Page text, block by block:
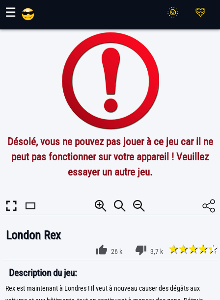
☰
Désolé, vous ne pouvez pas jouer à ce jeu car il ne
peut pas fonctionner sur votre appareil ! Veuillez
essayer un autre jeu.
London Rex
26 k 3,7 k
Description du jeu:
Rex est maintenant à Londres ! Il veut à nouveau causer des dégâts aux